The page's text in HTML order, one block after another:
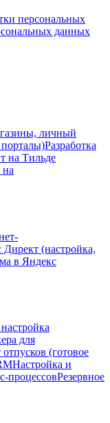
персональных
данных
личный
Разработка
на Тильде
Директ (настройка,
в Яндекс
для
отпусков (готовое
Настройка и
процессовРезервное